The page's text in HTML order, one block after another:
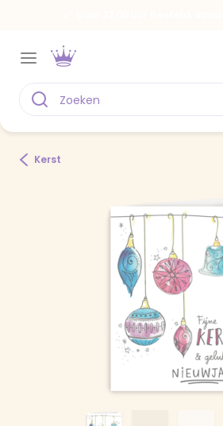
Kerst